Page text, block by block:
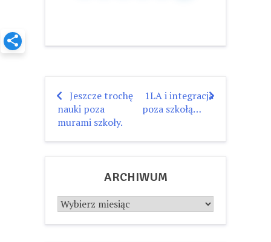
Nawigacja
wpisu
Jeszcze trochę
nauki poza
murami szkoły.
1LA i integracja
poza szkołą…
ARCHIWUM
Archiwum